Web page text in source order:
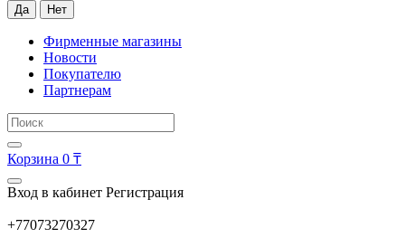
Да Нет
Фирменные магазины
Новости
Покупателю
Партнерам
Корзина 0 ₸
Вход в кабинет Регистрация
+77073270327